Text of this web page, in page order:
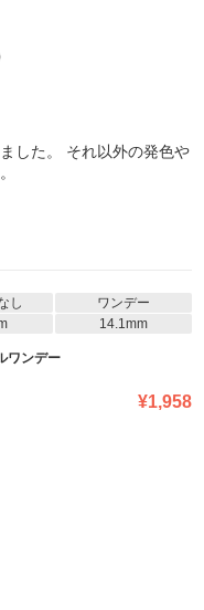
した。 それ以外の発色や
し
ワンデー
14.1mm
ワンデー
¥1,958